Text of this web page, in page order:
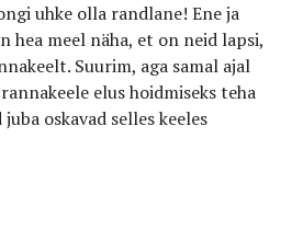
uhke olla randlane! Ene ja
hea meel näha, et on neid lapsi,
Suurim, aga samal ajal
elus hoidmiseks teha
oskavad selles keeles